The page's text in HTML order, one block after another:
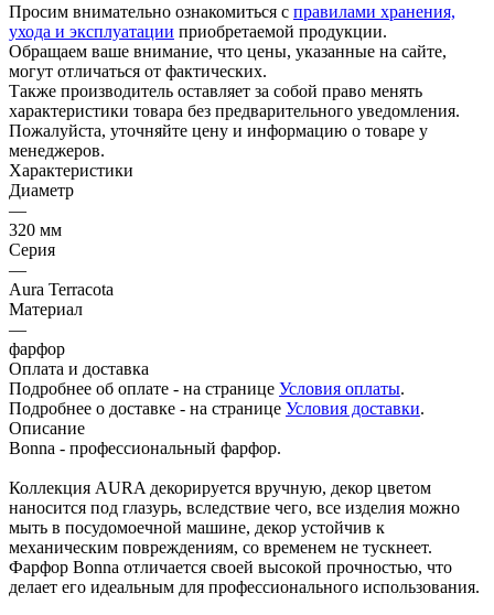
Просим внимательно ознакомиться с правилами хранения,
ухода и эксплуатации приобретаемой продукции.
Обращаем ваше внимание, что цены, указанные на сайте,
могут отличаться от фактических.
Также производитель оставляет за собой право менять
характеристики товара без предварительного уведомления.
Пожалуйста, уточняйте цену и информацию о товаре у
менеджеров.
Характеристики
Диаметр
—
320 мм
Серия
—
Aura Terracota
Материал
—
фарфор
Оплата и доставка
Подробнее об оплате - на странице Условия оплаты.
Подробнее о доставке - на странице Условия доставки.
Описание
Bonna - профессиональный фарфор.
Коллекция AURA декорируется вручную, декор цветом
наносится под глазурь, вследствие чего, все изделия можно
мыть в посудомоечной машине, декор устойчив к
механическим повреждениям, со временем не тускнеет.
Фарфор Bonna отличается своей высокой прочностью, что
делает его идеальным для профессионального использования.